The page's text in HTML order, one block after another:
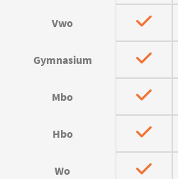
Vwo
Gymnasium
Mbo
Hbo
Wo